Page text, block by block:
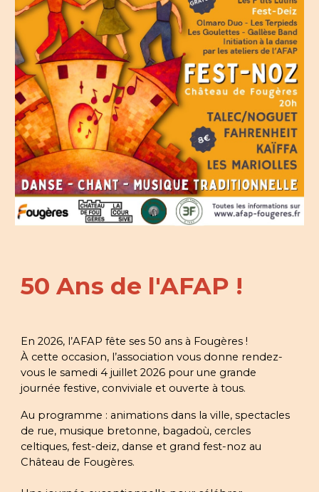
50 Ans de l'AFAP !
En 2026, l’AFAP fête ses 50 ans à Fougères !
À cette occasion, l’association vous donne rendez-
vous lesamedi 4 juillet 2026 pour une grande
journée festive, conviviale et ouverte à tous.
Au programme : animations dans la ville, spectacles
de rue, musique bretonne, bagadoù, cercles
celtiques, fest-deiz, danse et grand fest-noz au
Château de Fougères.